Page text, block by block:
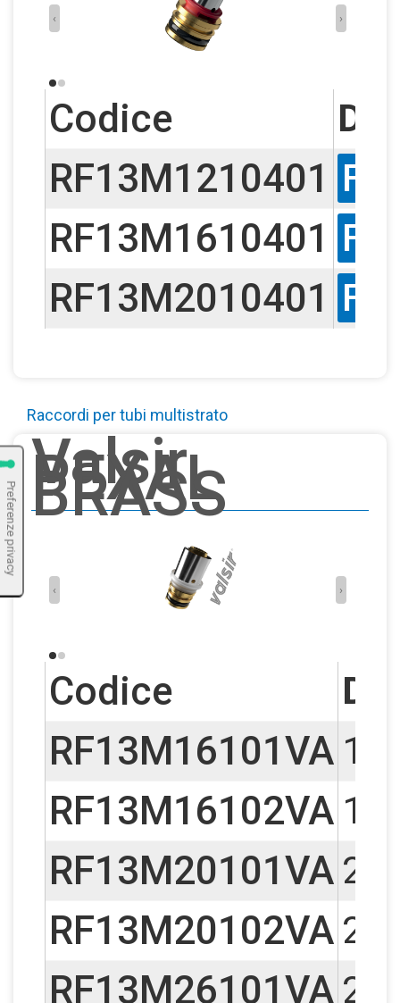
‹ ›
Codice D1
RF13M1210401
RF13M1610401
RF13M2010401
Raccordi per tubi multistrato
Valsir
PEXAL
BRASS
‹ ›
Codice D1
RF13M16101VA 16
RF13M16102VA 16
RF13M20101VA 20
RF13M20102VA 20
RF13M26101VA 26